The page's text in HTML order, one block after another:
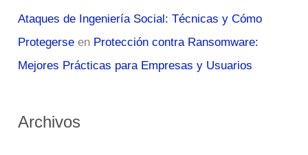
Ataques de Ingeniería Social: Técnicas y Cómo
Protegerse en Protección contra Ransomware:
Mejores Prácticas para Empresas y Usuarios
Archivos